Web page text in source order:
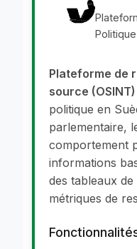
Politique
Plateforme de
source (OSINT)
politique en
parlementaire,
comportement
informations
des tableaux
métriques de